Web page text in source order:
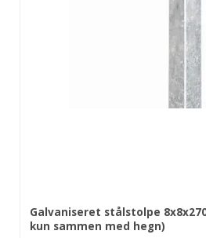
Galvaniseret stålstolpe
kun sammen med hegn)